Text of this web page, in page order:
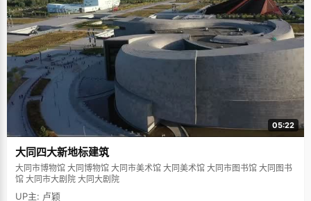
05:22
大同四大新地标建筑
大同市博物馆 大同博物馆 大同市美术馆 大同美术馆 大同市图书馆 大同图书
馆 大同市大剧院 大同大剧院
UP主: 卢颖